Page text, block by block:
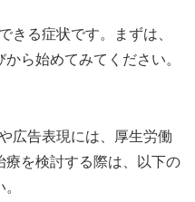
きる症状です。まずは、
ら始めてみてください。
広告表現には、厚生労働
を検討する際は、以下の